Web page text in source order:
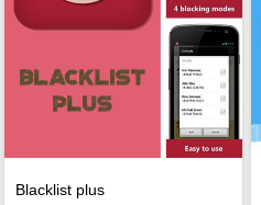
Blacklist plus